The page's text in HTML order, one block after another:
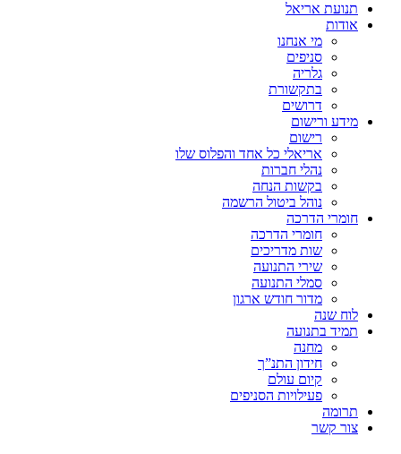
תנועת אריאל
אודות
מי אנחנו
סניפים
גלריה
בתקשורת
דרושים
מידע ורישום
רישום
אריאלי כל אחד והפלוס שלו
נהלי חברות
בקשות הנחה
נוהל ביטול הרשמה
חומרי הדרכה
חומרי הדרכה
שות מדריכים
שירי התנועה
סמלי התנועה
מדור חודש ארגון
לוח שנה
תמיד בתנועה
מחנה
חידון התנ”ך
קיום עולם
פעילויות הסניפים
תרומה
צור קשר